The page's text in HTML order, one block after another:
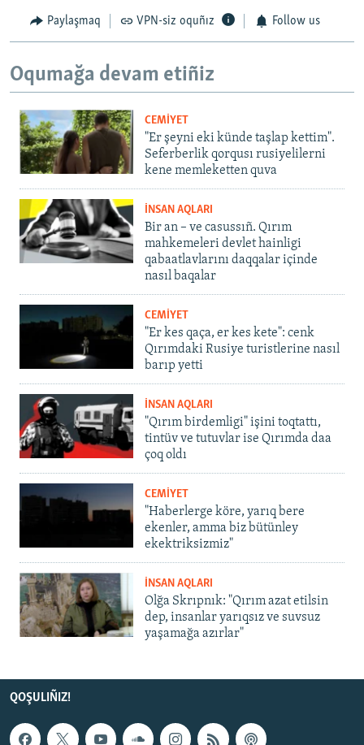
Paylaşmaq VPN-siz oquñız Follow us
Oqumağa devam etiñiz
CEMİYET
"Er şeyni eki künde taşlap kettim".
Seferberlik qorqusı rusiyelilerni
kene memleketten quva
İNSAN AQLARI
Bir an – ve casussıñ. Qırım
mahkemeleri devlet hainligi
qabaatlavlarını daqqalar içinde
nasıl baqalar
CEMİYET
"Er kes qaça, er kes kete": cenk
Qırımdaki Rusiye turistlerine nasıl
barıp yetti
İNSAN AQLARI
"Qırım birdemligi" işini toqtattı,
tintüv ve tutuvlar ise Qırımda daa
çoq oldı
CEMİYET
"Haberlerge köre, yarıq bere
ekenler, amma biz bütünley
ekektriksizmiz"
İNSAN AQLARI
Olğa Skrıpnık: "Qırım azat etilsin
dep, insanlar yarıqsız ve suvsuz
yaşamağa azırlar"
QOŞULIÑIZ!